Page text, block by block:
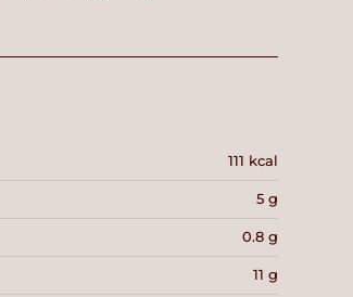
111 kcal
5 g
0.8 g
11 g